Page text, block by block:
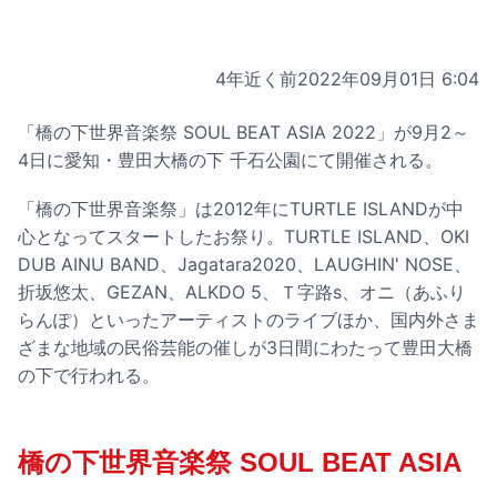
4年近く前2022年09月01日 6:04
「橋の下世界音楽祭 SOUL BEAT ASIA 2022」が9月2～
4日に愛知・豊田大橋の下 千石公園にて開催される。
「橋の下世界音楽祭」は2012年にTURTLE ISLANDが中
心となってスタートしたお祭り。TURTLE ISLAND、OKI
DUB AINU BAND、Jagatara2020、LAUGHIN' NOSE、
折坂悠太、GEZAN、ALKDO 5、Ｔ字路s、オニ（あふり
らんぽ）といったアーティストのライブほか、国内外さま
ざまな地域の民俗芸能の催しが3日間にわたって豊田大橋
の下で行われる。
橋の下世界音楽祭 SOUL BEAT ASIA